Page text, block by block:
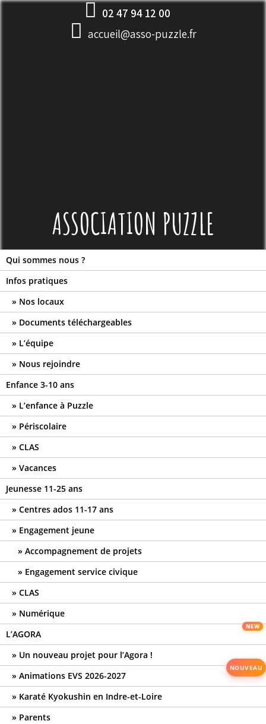
Skip
02 47 94 12 00
accueil@asso-puzzle.fr
ASSOCIATION PUZZLE
Qui sommes nous ?
Infos pratiques
Nos locaux
Documents téléchargeables
L’équipe
Nous rejoindre
Enfance 3-10 ans
L’enfance à Puzzle
Périscolaire
CLAS
Vacances
Jeunesse 11-25 ans
Centres ados 11-17 ans
Engagement jeune
Accompagnement de projets
Engagement service civique
CLAS
Numérique
L’AGORA
Un nouveau projet pour l’Agora !
Animations EVS 2026-2027
Karaté Kyokushin en Indre-et-Loire
Parents